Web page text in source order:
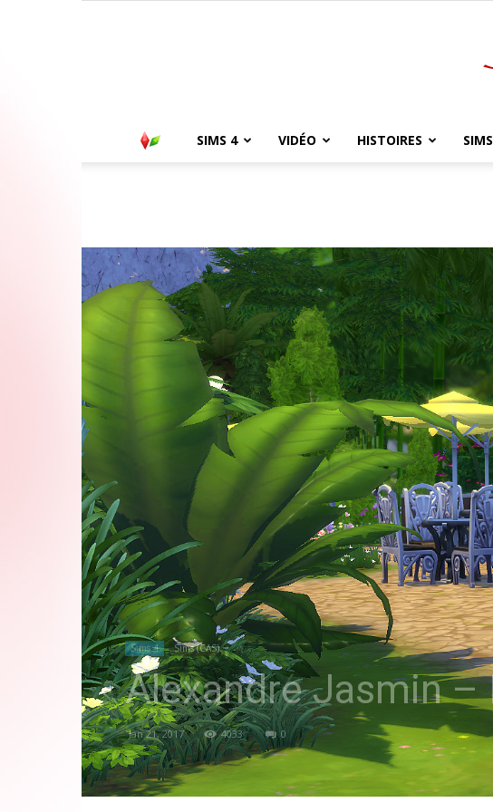
SIMS 4 VIDÉO HISTOIRES
Sims 4 Sims (CAS)
Alexandre Jasmin –
Jan 21, 2017 4033 0